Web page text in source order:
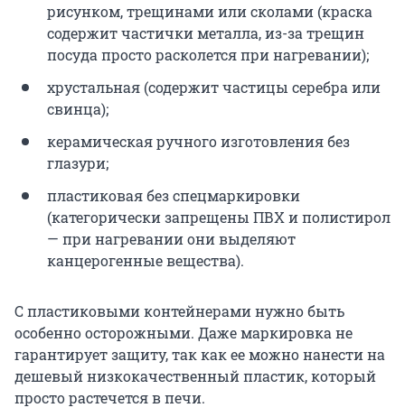
рисунком, трещинами или сколами (краска
содержит частички металла, из-за трещин
посуда просто расколется при нагревании);
хрустальная (содержит частицы серебра или
свинца);
керамическая ручного изготовления без
глазури;
пластиковая без спецмаркировки
(категорически запрещены ПВХ и полистирол
— при нагревании они выделяют
канцерогенные вещества).
С пластиковыми контейнерами нужно быть
особенно осторожными. Даже маркировка не
гарантирует защиту, так как ее можно нанести на
дешевый низкокачественный пластик, который
просто растечется в печи.